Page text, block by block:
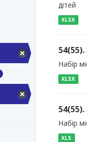
дітей
XLSX
Набір
XLSX
Набір
XLS